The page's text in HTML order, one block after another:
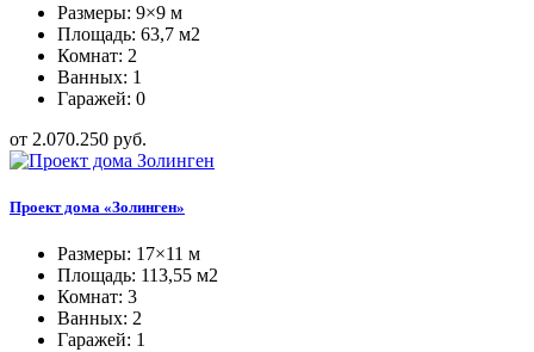
Размеры: 9×9 м
Площадь: 63,7 м2
Комнат: 2
Ванных: 1
Гаражей: 0
от 2.070.250 руб.
Проект дома «Золинген»
Размеры: 17×11 м
Площадь: 113,55 м2
Комнат: 3
Ванных: 2
Гаражей: 1